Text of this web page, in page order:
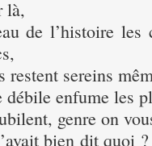
là,
de l’histoire les
restent sereins
débile enfume les
genre on
bien dit quoi